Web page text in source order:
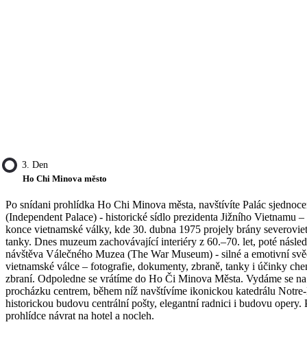
3. Den
Ho Chi Minova město
Po snídani prohlídka Ho Chi Minova města, navštívíte Palác
(Independent Palace) - historické sídlo prezidenta Jižního Vietnamu
konce vietnamské války, kde 30. dubna 1975 projely brány
tanky. Dnes muzeum zachovávající interiéry z 60.–70. let, poté
návštěva Válečného Muzea (The War Museum) - silné a emotivní
vietnamské válce – fotografie, dokumenty, zbraně, tanky i účinky
zbraní. Odpoledne se vrátíme do Ho Či Minova Města. Vydáme se na
procházku centrem, během níž navštívíme ikonickou katedrálu
historickou budovu centrální pošty, elegantní radnici i budovu opery.
prohlídce návrat na hotel a nocleh.